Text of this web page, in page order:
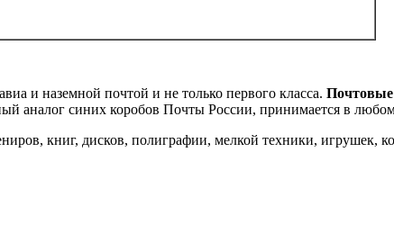
и наземной почтой и не только первого класса.
аналог синих коробов Почты России, принимается в
книг, дисков, полиграфии, мелкой техники, игрушек,